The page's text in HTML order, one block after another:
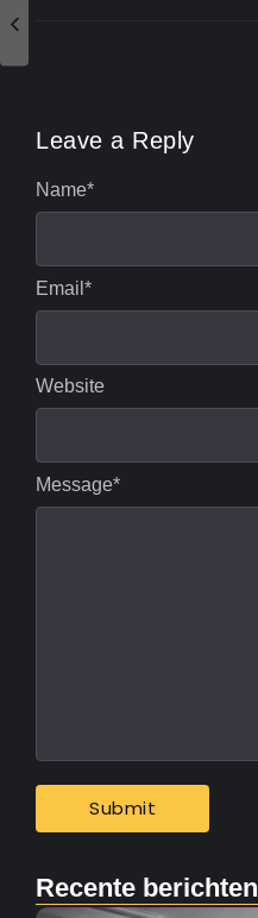
Leave a Reply
Message*
Name*
Email *
Website
Recente berichten